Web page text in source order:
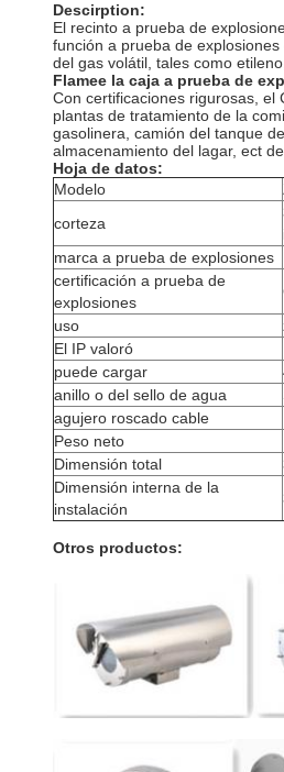
Descirption:
El recinto a prueba de
función a prueba de
del gas volátil, tales como
Flamee la caja a prueba de
Con certificaciones rigurosas, el
plantas de tratamiento de la
gasolinera, camión del tanque
almacenamiento del lagar, ect
Hoja de datos:
Modelo
corteza
marca a prueba de explosiones
certificación a prueba de
explosiones
uso
El IP valoró
puede cargar
anillo o del sello de agua
agujero roscado cable
Peso neto
Dimensión total
Dimensión interna de la
instalación
Otros productos: